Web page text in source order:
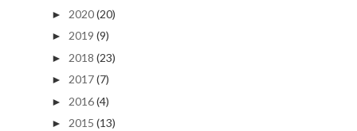
► 2020(20)
► 2019 (9)
► 2018 (23)
► 2017(7)
► 2016(4)
► 2015 (13)